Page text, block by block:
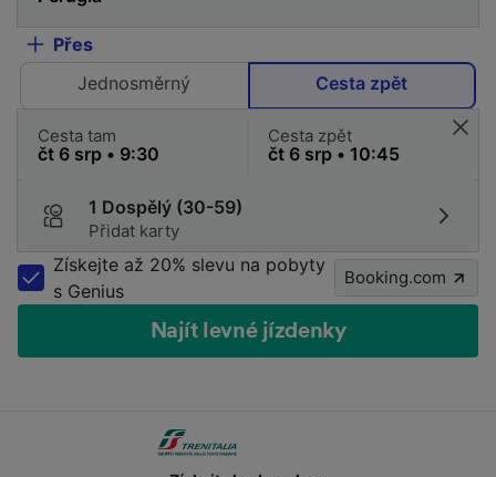
Přes
Jednosměrný
Cesta zpět
Cesta tam Cesta zpět
1 Dospělý (30-59)
Přidat karty
Získejte až 20% slevu na pobyty
s Genius
Booking.com
Najít levné jízdenky